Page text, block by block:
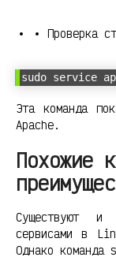
Проверка
sudo service
Эта команда
Apache.
Похожие
Существуют и
сервисами в
Однако команда